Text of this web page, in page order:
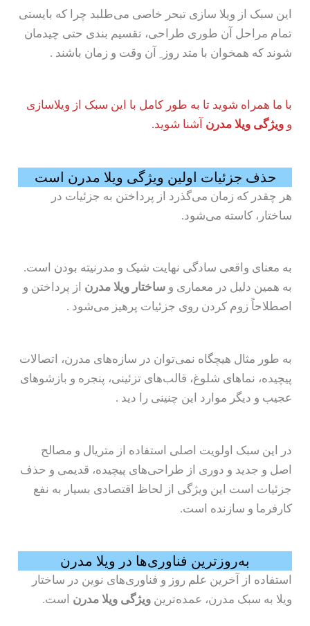
این سبک از ویلا سازی تبحر خاصی می‌طلبد چرا که بایستی
تمام مراحل آن طوری طراحی، تقسیم بندی حتی چیدمان
شوند که همخوان با متد روز ِ آن وقت و زمان باشند .
با ما همراه شوید تا به طور کامل با این سبک از ویلاسازی
وویژگی ویلا مدرن آشنا شوید.
حذف جزئیات اولین ویژگی ویلا مدرن است
هر چقدر که زمان می‌گذرد از پرداختن به جزئیات در
ساختار، کاسته می‌شود.
به معنای واقعی سادگی نهایت شیک و مدرنیته بودن است.
به همین دلیل در معماری وساختار ویلا مدرن از پرداختن و
اصطلاحاً زوم کردن روی جزئیات پرهیز می‌شود .
به طور مثال هیچگاه نمی‌توان در سازه‌های مدرن، اتصالات
پیچیده، نماهای شلوغ، قالب‌های تزئینی، پنجره و بازشوهای
عجیب و دیگر موارد این چنینی را دید .
در این سبک اولویت اصلی استفاده از متریال و مصالح
اصل و جدید و دوری از طراحی‌های پیچیده، قدیمی و حذف
جزئیات است این ویژگی از لحاظ اقتصادی بسیار به نفع
کارفرما و سازنده است.
به‌روزترین فناوری‌ها در ویلا مدرن
استفاده از آخرین علم روز و فناوری‌های نوین در ساختار
ویلا به سبک مدرن، عمده‌ترینویژگی ویلا مدرن است.